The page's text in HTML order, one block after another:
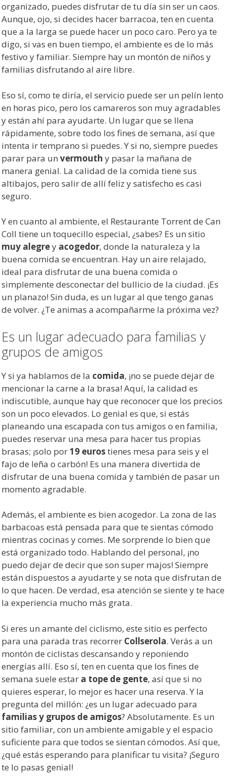
organizado, puedes disfrutar de tu día sin ser un caos.
Aunque, ojo, si decides hacer barracoa, ten en cuenta
que a la larga se puede hacer un poco caro. Pero ya te
digo, si vas en buen tiempo, el ambiente es de lo más
festivo y familiar. Siempre hay un montón de niños y
familias disfrutando al aire libre.
Eso sí, como te diría, el servicio puede ser un pelín lento
en horas pico, pero los camareros son muy agradables
y están ahí para ayudarte. Un lugar que se llena
rápidamente, sobre todo los fines de semana, así que
intenta ir temprano si puedes. Y si no, siempre puedes
parar para un vermouth y pasar la mañana de
manera genial. La calidad de la comida tiene sus
altibajos, pero salir de allí feliz y satisfecho es casi
seguro.
Y en cuanto al ambiente, el Restaurante Torrent de Can
Coll tiene un toquecillo especial, ¿sabes? Es un sitio
muy alegrey acogedor, donde la naturaleza y la
buena comida se encuentran. Hay un aire relajado,
ideal para disfrutar de una buena comida o
simplemente desconectar del bullicio de la ciudad. ¡Es
un planazo! Sin duda, es un lugar al que tengo ganas
de volver. ¿Te animas a acompañarme la próxima vez?
Es un lugar adecuado para familias y
grupos de amigos
Y si ya hablamos de la comida, ¡no se puede dejar de
mencionar la carne a la brasa! Aquí, la calidad es
indiscutible, aunque hay que reconocer que los precios
son un poco elevados. Lo genial es que, si estás
planeando una escapada con tus amigos o en familia,
puedes reservar una mesa para hacer tus propias
brasas; ¡solo por19 eurostienes mesa para seis y el
fajo de leña o carbón! Es una manera divertida de
disfrutar de una buena comida y también de pasar un
momento agradable.
Además, el ambiente es bien acogedor. La zona de las
barbacoas está pensada para que te sientas cómodo
mientras cocinas y comes. Me sorprende lo bien que
está organizado todo. Hablando del personal, ¡no
puedo dejar de decir que son super majos! Siempre
están dispuestos a ayudarte y se nota que disfrutan de
lo que hacen. De verdad, esa atención se siente y te hace
la experiencia mucho más grata.
Si eres un amante del ciclismo, este sitio es perfecto
para una parada tras recorrer Collserola. Verás a un
montón de ciclistas descansando y reponiendo
energías allí. Eso sí, ten en cuenta que los fines de
semana suele estar a tope de gente, así que si no
quieres esperar, lo mejor es hacer una reserva. Y la
pregunta del millón: ¿es un lugar adecuado para
familias y grupos de amigos? Absolutamente. Es un
sitio familiar, con un ambiente amigable y el espacio
suficiente para que todos se sientan cómodos. Así que,
¿qué estás esperando para planificar tu visita? ¡Seguro
te lo pasas genial!